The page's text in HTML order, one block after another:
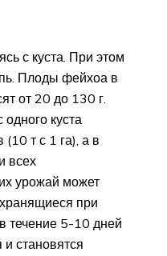
с куста. При этом
Плоды фейхоа в
от 20 до 130 г.
куста
т с 1 га), а в
всех
урожай может
при
течение 5-10 дней
становятся